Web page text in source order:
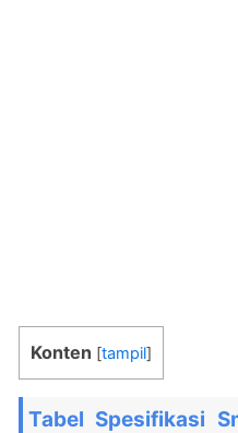
Konten [tampil]
Tabel Spesifikasi